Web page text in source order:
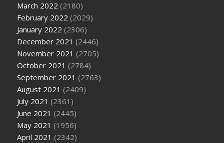
March 2022 (2180)
February 2022 (2029)
January 2022 (2306)
December 2021 (2446)
November 2021 (2705)
October 2021 (2784)
September 2021 (2763)
August 2021 (2409)
July 2021 (2361)
June 2021 (2445)
May 2021 (1956)
April 2021 (2342)